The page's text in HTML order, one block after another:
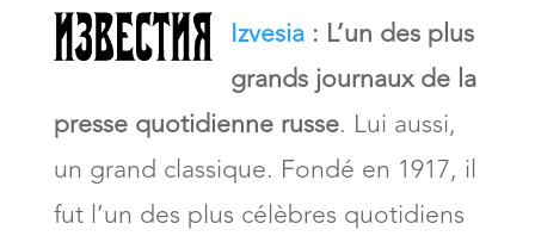
Izvesia : L’un des plus
grands journaux de la
presse quotidienne russe. Lui aussi,
un grand classique. Fondé en 1917, il
fut l’un des plus célèbres quotidiens